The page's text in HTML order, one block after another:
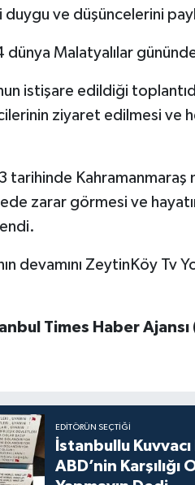
duygu ve düşüncelerini
Malatyalılar gününde
istişare edildiği
ziyaret edilmesi ve
tarihinde Kahramanmaraş
zarar görmesi ve
devamını ZeytinKöy Tv
Times Haber Ajansı
EDITÖRÜN SEÇTIĞI
İstanbullu
ABD’nin Karşılığı